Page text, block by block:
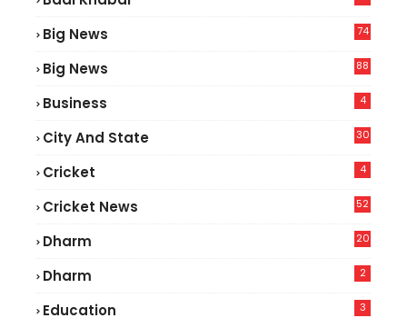
Big News
74
Big News
88
Business 4
City And State 30
Cricket 4
Cricket News
52
Dharm 20
Dharm 2
Education 3